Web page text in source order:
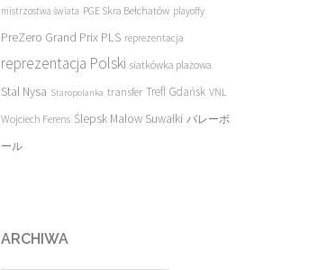
mistrzostwa świata PGE Skra Bełchatów playoffy
PreZero Grand Prix PLS reprezentacja
reprezentacja Polski siatkówka plażowa
Stal Nysa Staropolanka transfer Trefl Gdańsk VNL
Wojciech Ferens Ślepsk Malow Suwałki バレーボ
ール
ARCHIWA